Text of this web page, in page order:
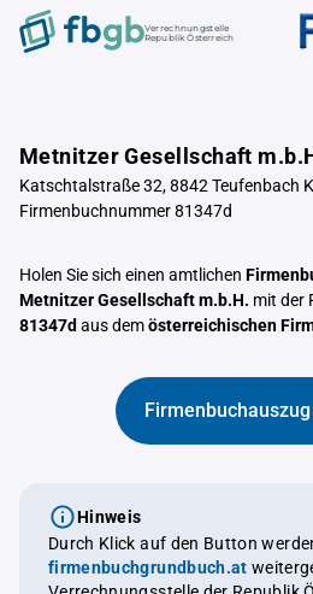
Verrechnungstelle
Republik Österreich
Metnitzer Gesellschaft
Katschtalstraße 32, 8842 Teufenbach
Firmenbuchnummer 81347d
Holen Sie sich einen amtlichen
Metnitzer Gesellschaft m.b.H. mit der
81347d aus demösterreichischen
Hinweis
Durch Klick auf den Button
firmenbuchgrundbuch.at weitergeleitet, eine offizielle